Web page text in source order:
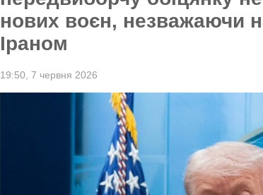
нових воєн, незважаючи
Іраном
19:50, 7 червня 2026